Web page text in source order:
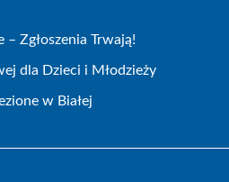
Zgłoszenia Trwają!
dla Dzieci i Młodzieży
w Białej